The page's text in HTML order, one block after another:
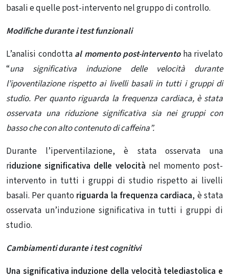
basali e quelle post-intervento nel gruppo di controllo.
Modifiche durante i test funzionali
L’analisi condotta al momento post-intervento ha rivelato
“una significativa induzione delle velocità durante
l’ipoventilazione rispetto ai livelli basali in tutti i gruppi di
studio. Per quanto riguarda la frequenza cardiaca, è stata
osservata una riduzione significativa sia nei gruppi con
basso che con alto contenuto di caffeina”.
Durante l’iperventilazione, è stata osservata una
riduzione significativa delle velocità nel momento post-
intervento in tutti i gruppi di studio rispetto ai livelli
basali. Per quanto riguarda la frequenza cardiaca, è stata
osservata un’induzione significativa in tutti i gruppi di
studio.
Cambiamenti durante i test cognitivi
Una significativa induzione della velocità telediastolica e